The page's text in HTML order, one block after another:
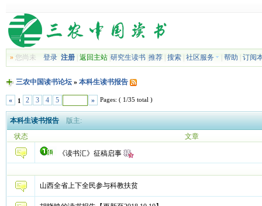
»您尚未 登录 注册| 返回主站| 研究生读书| 推荐| 搜索| 社区服务 帮助 订阅
三农中国读书论坛» 本科生读书报告
« 1 2 3 4 5 » Pages: ( 1/35 total )
本科生读书报告版主:
状态
文章
《读书汇》征稿启事
山西全省上下全民参与科教扶贫